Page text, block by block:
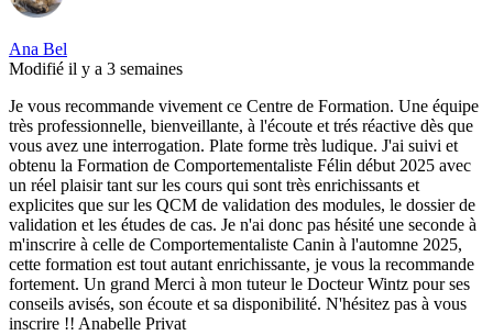
Ana Bel
Modifié il y a 3 semaines
Je vous recommande vivement ce Centre de Formation. Une équipe
très professionnelle, bienveillante, à l'écoute et trés réactive dès que
vous avez une interrogation. Plate forme très ludique. J'ai suivi et
obtenu la Formation de Comportementaliste Félin début 2025 avec
un réel plaisir tant sur les cours qui sont très enrichissants et
explicites que sur les QCM de validation des modules, le dossier de
validation et les études de cas. Je n'ai donc pas hésité une seconde à
m'inscrire à celle de Comportementaliste Canin à l'automne 2025,
cette formation est tout autant enrichissante, je vous la recommande
fortement. Un grand Merci à mon tuteur le Docteur Wintz pour ses
conseils avisés, son écoute et sa disponibilité. N'hésitez pas à vous
inscrire !! Anabelle Privat